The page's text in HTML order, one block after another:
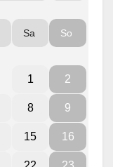
Sa So
1 2
8 9
15 16